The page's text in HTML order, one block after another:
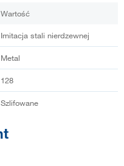
Wartość
Imitacja stali nierdzewnej
Metal
128
Szlifowane